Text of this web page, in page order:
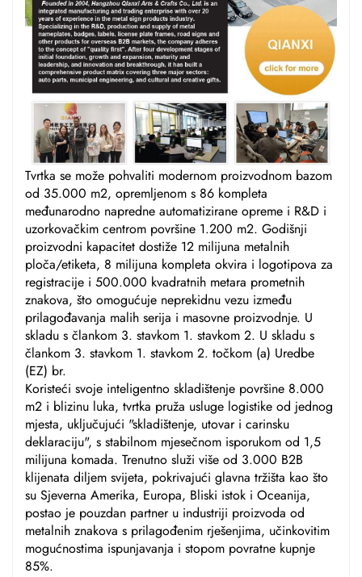
Tvrtka se može pohvaliti modernom proizvodnom bazom
od 35.000 m2, opremljenom s 86 kompleta
međunarodno napredne automatizirane opreme i R&D i
uzorkovačkim centrom površine 1.200 m2. Godišnji
proizvodni kapacitet dostiže 12 milijuna metalnih
ploča/etiketa, 8 milijuna kompleta okvira i logotipova za
registracije i 500.000 kvadratnih metara prometnih
znakova, što omogućuje neprekidnu vezu između
prilagođavanja malih serija i masovne proizvodnje. U
skladu s člankom 3. stavkom 1. stavkom 2. U skladu s
člankom 3. stavkom 1. stavkom 2. točkom (a) Uredbe
(EZ) br.
Koristeći svoje inteligentno skladištenje površine 8.000
m2 i blizinu luka, tvrtka pruža usluge logistike od jednog
mjesta, uključujući "skladištenje, utovar i carinsku
deklaraciju", s stabilnom mjesečnom isporukom od 1,5
milijuna komada. Trenutno služi više od 3.000 B2B
klijenata diljem svijeta, pokrivajući glavna tržišta kao što
su Sjeverna Amerika, Europa, Bliski istok i Oceanija,
postao je pouzdan partner u industriji proizvoda od
metalnih znakova s prilagođenim rješenjima, učinkovitim
mogućnostima ispunjavanja i stopom povratne kupnje
85%.